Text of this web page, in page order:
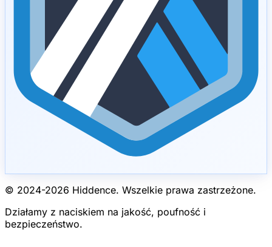
© 2024-2026 Hiddence. Wszelkie prawa zastrzeżone.
Działamy z naciskiem na jakość, poufność i
bezpieczeństwo.